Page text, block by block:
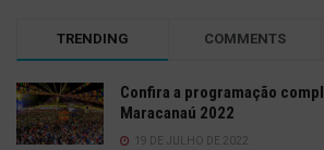
TRENDING COMMENTS
Confira a programação
Maracanaú 2022
19 DE JULHO DE 2022